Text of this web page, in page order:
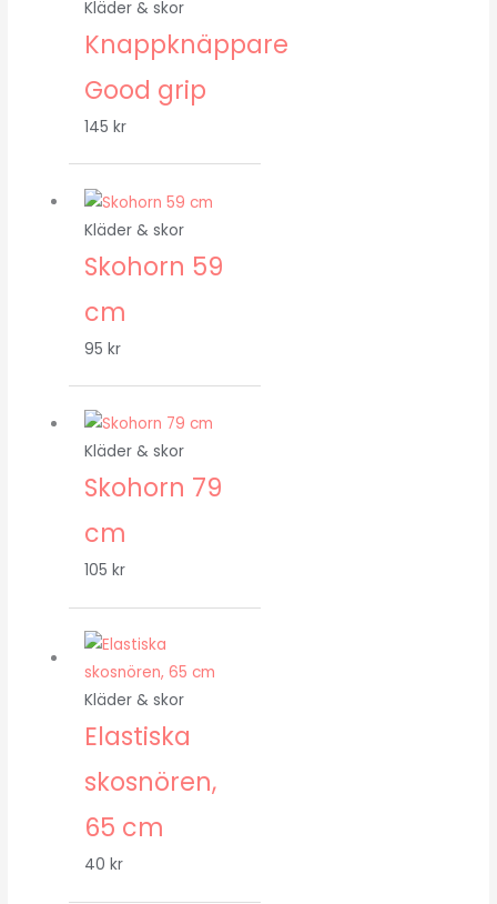
Kläder & skor
Knappknäppare
Good grip
145 kr
Kläder & skor
Skohorn 59
cm
95 kr
Kläder & skor
Skohorn 79
cm
105 kr
Kläder & skor
Elastiska
skosnören,
65 cm
40 kr